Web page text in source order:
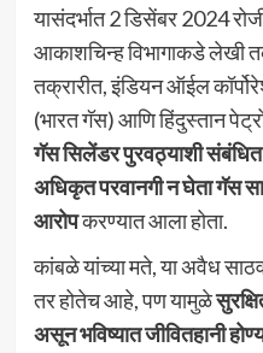
यासंदर्भात 2 डिसेंबर 2024
आकाशचिन्ह विभागाकडे लेखी
तक्रारीत, इंडियन ऑईल
(भारत गॅस) आणि हिंदुस्तान
गॅस सिलेंडर पुरवठ्याशी संबंधित
अधिकृत परवानगी न घेता गॅस
आरोपकरण्यात आला होता.
कांबळे यांच्या मते, या अवैध
तर होतेच आहे, पण यामुळे
असून भविष्यात जीवितहानी